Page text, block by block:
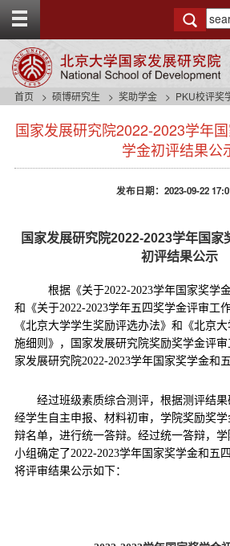
g
t
首页 硕博研究生 奖助学金 PKU校评奖
国家发展研究院2022-2023学年
学金初评结果公
发布日期：2023-09-22
国家发展研究院2022-2023学年国家
初评结果公示
根据《关于2022-2023学年国家奖学
和《关于2022-2023学年五四奖学金评审工
《北京大学学生奖励评选办法》和《北京
施细则》，国家发展研究院奖励奖学金评
家发展研究院2022-2023学年国家奖学金和
经过班级素质综合测评，根据测评结
经学生自主申报、材料初审，学院奖励奖
辩名单，进行统一答辩。经过统一答辩，
小组确定了2022-2023学年国家奖学金和五
将评审结果公示如下：